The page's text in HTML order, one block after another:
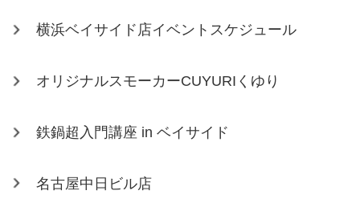
横浜ベイサイド店イベントスケジュール
オリジナルスモーカーCUYURIくゆり
鉄鍋超入門講座 in ベイサイド
名古屋中日ビル店